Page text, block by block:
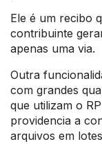
Ele é um recibo
contribuinte
apenas uma via.
Outra
com grandes
que utilizam o
providencia a
arquivos em